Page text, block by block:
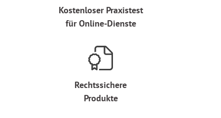
Kostenloser Praxistest
für Online-Dienste
Rechtssichere
Produkte